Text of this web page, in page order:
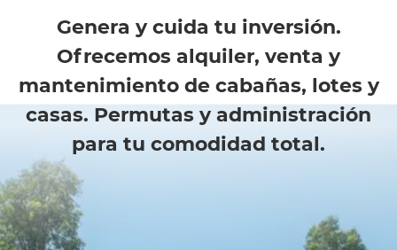
Genera y cuida tu inversión.
Ofrecemos alquiler, venta y
mantenimiento de cabañas, lotes y
casas. Permutas y administración
para tu comodidad total.